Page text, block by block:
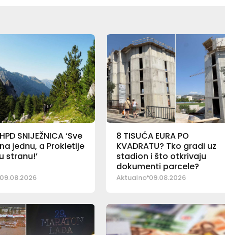
SNIJEŽNICA ‘Sve
jednu, a Prokletije
stranu!’
8 TISUĆA EURA PO
KVADRATU? Tko gradi uz
stadion i što otkrivaju
dokumenti parcele?
Aktualno 09.08.2026